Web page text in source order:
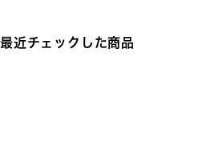
最近チェックした商品